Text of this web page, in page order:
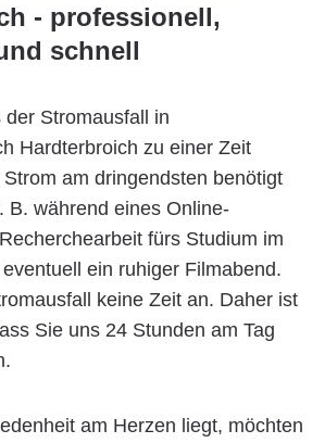
- professionell,
schnell
Stromausfall in
Hardterbroich zu einer Zeit
am dringendsten benötigt
B. während eines Online-
fürs Studium im
ein ruhiger Filmabend.
keine Zeit an. Daher ist
Sie uns 24 Stunden am Tag
am Herzen liegt, möchten